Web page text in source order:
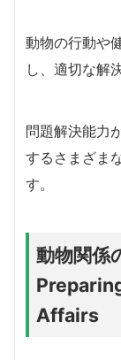
動物の行動や
し、適切な解
問題解決能力
するさまざま
す。
動物関係
Affairs